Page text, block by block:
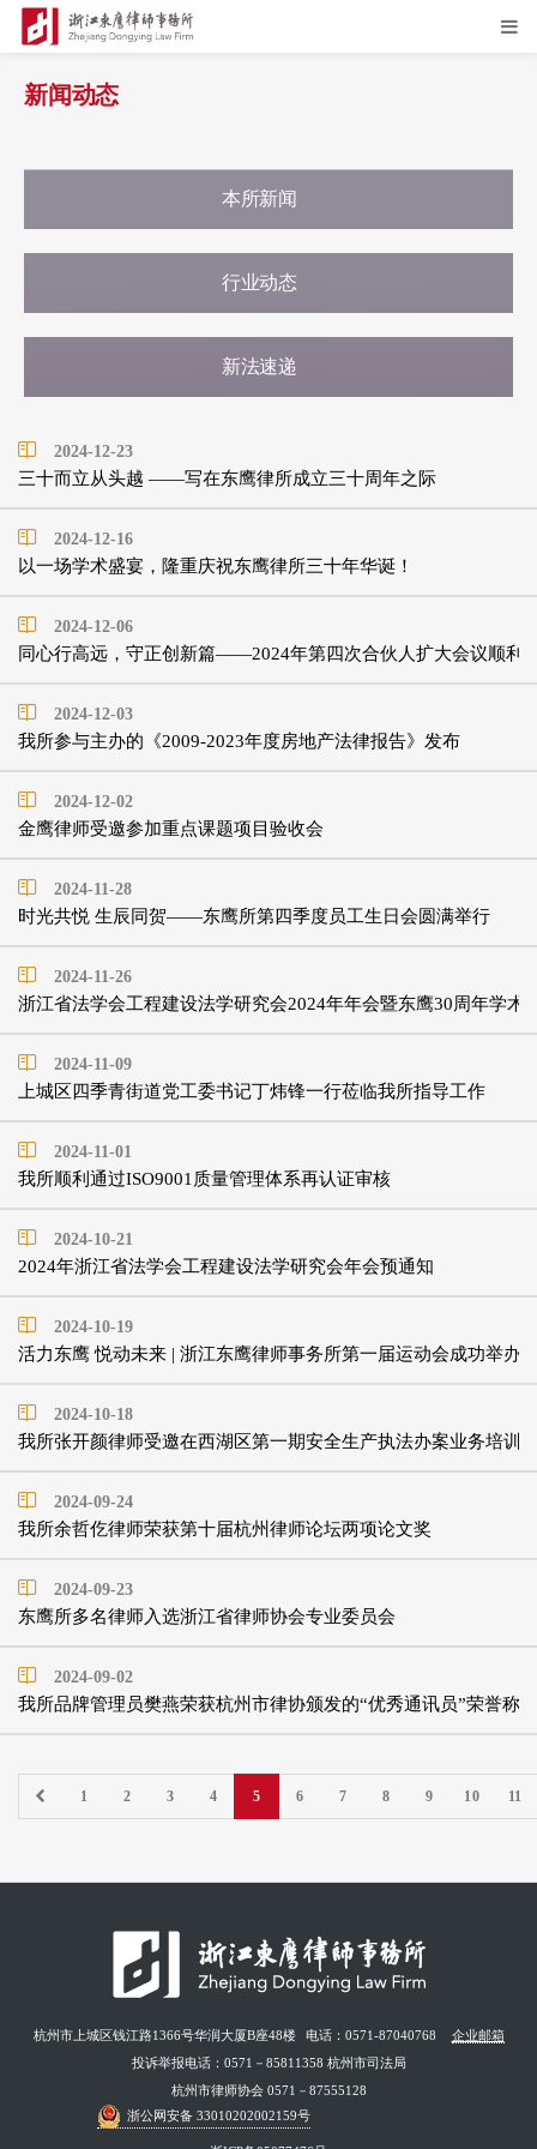
新闻动态
本所新闻
行业动态
新法速递
2024-12-23
三十而立从头越 ——写在东鹰律所成立三十周年之际
2024-12-16
以一场学术盛宴，隆重庆祝东鹰律所三十年华诞！
2024-12-06
同心行高远，守正创新篇——2024年第四次合伙人扩大会议顺利
2024-12-03
我所参与主办的《2009-2023年度房地产法律报告》发布
2024-12-02
金鹰律师受邀参加重点课题项目验收会
2024-11-28
时光共悦 生辰同贺——东鹰所第四季度员工生日会圆满举行
2024-11-26
浙江省法学会工程建设法学研究会2024年年会暨东鹰30周年学术
2024-11-09
上城区四季青街道党工委书记丁炜锋一行莅临我所指导工作
2024-11-01
我所顺利通过ISO9001质量管理体系再认证审核
2024-10-21
2024年浙江省法学会工程建设法学研究会年会预通知
2024-10-19
活力东鹰 悦动未来 | 浙江东鹰律师事务所第一届运动会成功举办
2024-10-18
我所张开颜律师受邀在西湖区第一期安全生产执法办案业务培训
2024-09-24
我所余哲仡律师荣获第十届杭州律师论坛两项论文奖
2024-09-23
东鹰所多名律师入选浙江省律师协会专业委员会
2024-09-02
我所品牌管理员樊燕荣获杭州市律协颁发的“优秀通讯员”荣誉称号
1 2 3 4 5 6 7 8 9 10 11
杭州市上城区钱江路1366号华润大厦B座48楼 电话：0571-87040768 企业邮箱
投诉举报电话：0571－85811358 杭州市司法局
杭州市律师协会 0571－87555128
浙公网安备 33010202002159号